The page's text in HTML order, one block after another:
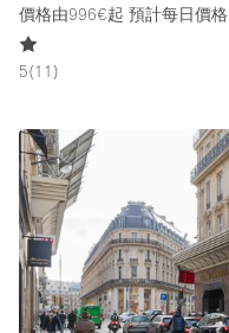
價格由996€起 預計每日價格
5(11 )